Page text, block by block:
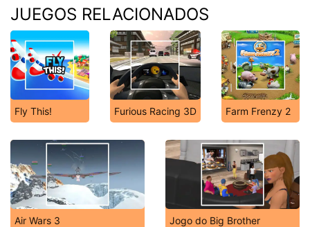
JUEGOS RELACIONADOS
Fly This! Furious Racing 3D Farm Frenzy 2
Air Wars 3 Jogo do Big Brother